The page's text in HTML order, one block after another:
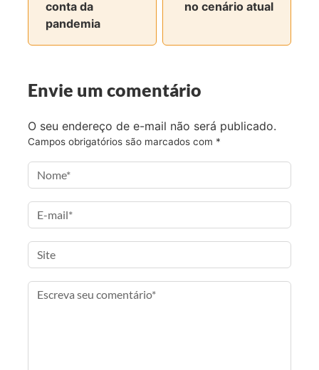
n
c
b
o
k
n
i
t
e
s
a
g
m
-
a
i
conta da
pandemia
no cenário atual
Envie um comentário
O seu endereço de e-mail não será publicado.
Campos obrigatórios são marcados com *